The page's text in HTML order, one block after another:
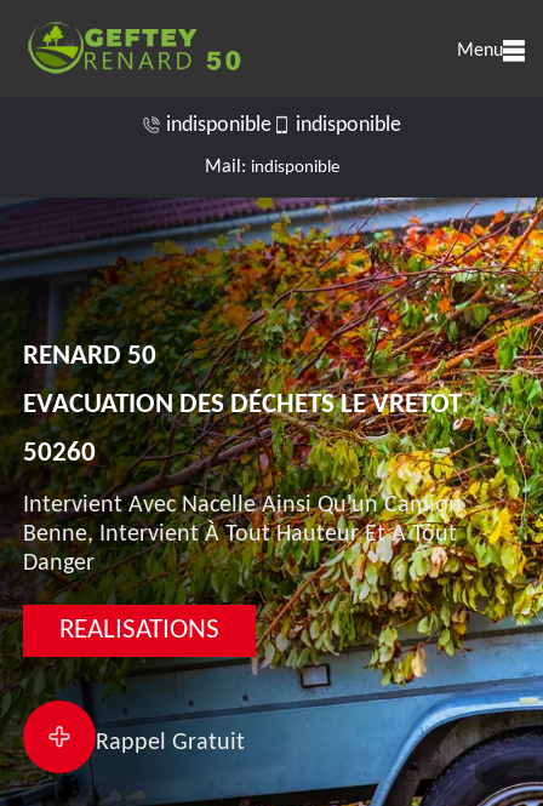
Menu
indisponible indisponible
Mail: indisponible
RENARD 50
EVACUATION DES DÉCHETS LE VRETOT
50260
Intervient Avec Nacelle Ainsi Qu'un Camion
Benne, Intervient À Tout Hauteur Et A Tout
Danger
REALISATIONS
Rappel Gratuit